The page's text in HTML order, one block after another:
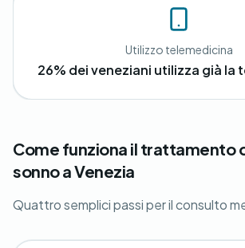
Utilizzo telemedicina
26% dei veneziani utilizza già la
Come funziona il trattamento
sonno a Venezia
Quattro semplici passi per il consulto